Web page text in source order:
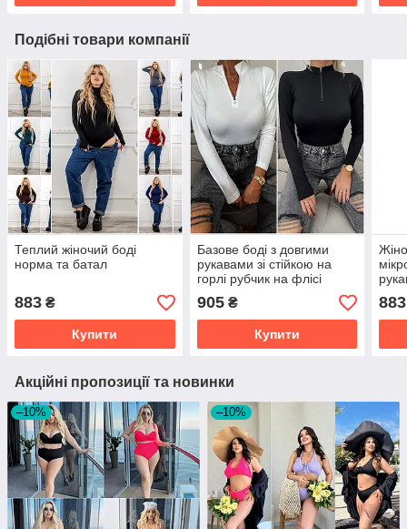
Подібні товари компанії
Теплий жіночий боді
норма та батал
883 ₴
Купити
Базове боді з довгими
рукавами зі стійкою на
горлі рубчик на флісі
розміри норма
905₴
Купити
883
Акційні пропозиції та новинки
–10% –10%